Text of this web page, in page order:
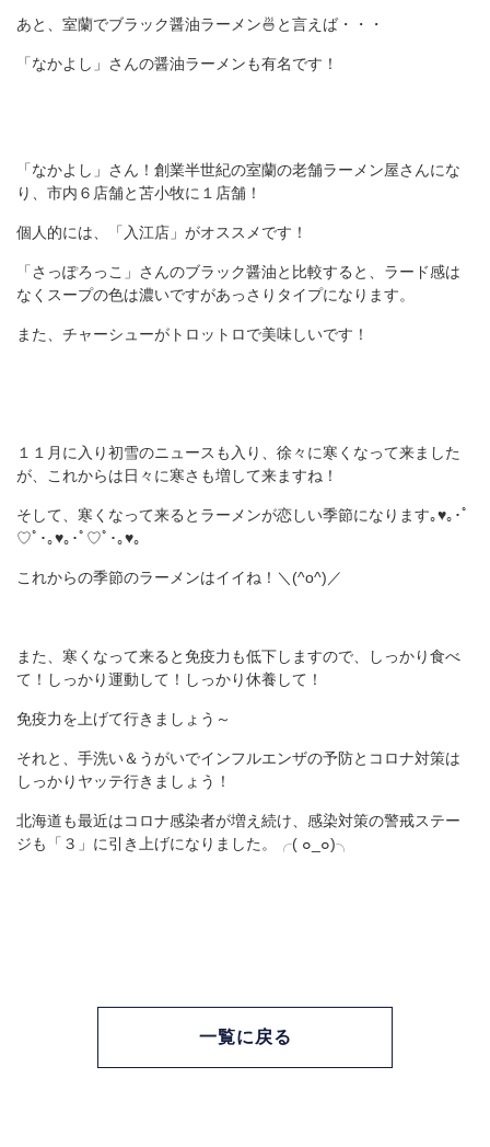
あと、室蘭でブラック醤油ラーメン🍜と言えば・・・
「なかよし」さんの醤油ラーメンも有名です！
「なかよし」さん！創業半世紀の室蘭の老舗ラーメン屋さんにな
り、市内６店舗と苫小牧に１店舗！
個人的には、「入江店」がオススメです！
「さっぽろっこ」さんのブラック醤油と比較すると、ラード感は
なくスープの色は濃いですがあっさりタイプになります。
また、チャーシューがトロットロで美味しいです！
１１月に入り初雪のニュースも入り、徐々に寒くなって来ました
が、これからは日々に寒さも増して来ますね！
そして、寒くなって来るとラーメンが恋しい季節になります｡♥｡･ﾟ
♡ﾟ･｡♥｡･ﾟ♡ﾟ･｡♥｡
これからの季節のラーメンはイイね！＼(^o^)／
また、寒くなって来ると免疫力も低下しますので、しっかり食べ
て！しっかり運動して！しっかり休養して！
免疫力を上げて行きましょう～
それと、手洗い＆うがいでインフルエンザの予防とコロナ対策は
しっかりヤッテ行きましょう！
北海道も最近はコロナ感染者が増え続け、感染対策の警戒ステー
ジも「３」に引き上げになりました。╭( ๐_๐)╮
一覧に戻る